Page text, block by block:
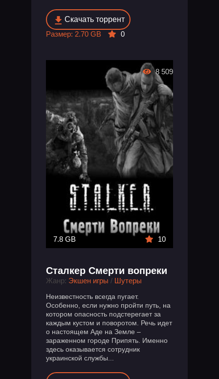
Скачать торрент
Размер: 2.70 GB
0
7.8 GB 10
Сталкер Смерти вопреки
Жанр: Экшен игры / Шутеры
Неизвестность всегда пугает.
Особенно, если нужно пройти путь, на
котором опасность подстерегает за
каждым кустом и поворотом. Речь идет
о настоящем Аде на Земле –
зараженном городе Припять. Именно
здесь оказывается сотрудник
украинской службы...
8 509